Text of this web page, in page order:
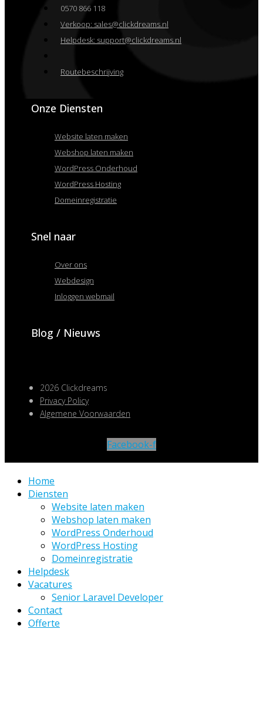
0570 866 118
Verkoop: sales@clickdreams.nl
Helpdesk: support@clickdreams.nl
Routebeschrijving
Onze Diensten
Website laten maken
Webshop laten maken
WordPress Onderhoud
WordPress Hosting
Domeinregistratie
Snel naar
Over ons
Webdesign
Inloggen webmail
Blog / Nieuws
2026 Clickdreams
Privacy Policy
Algemene Voorwaarden
Facebook-f
Home
Diensten
Website laten maken
Webshop laten maken
WordPress Onderhoud
WordPress Hosting
Domeinregistratie
Helpdesk
Vacatures
Senior Laravel Developer
Contact
Offerte